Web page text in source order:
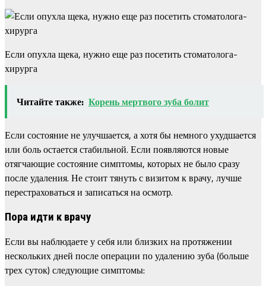
Если опухла щека, нужно еще раз посетить стоматолога-
хирурга
Читайте также: Корень мертвого зуба болит
Если состояние не улучшается, а хотя бы немного ухудшается
или боль остается стабильной. Если появляются новые
отягчающие состояние симптомы, которых не было сразу
после удаления. Не стоит тянуть с визитом к врачу, лучше
перестраховаться и записаться на осмотр.
Пора идти к врачу
Если вы наблюдаете у себя или близких на протяжении
нескольких дней после операции по удалению зуба (больше
трех суток) следующие симптомы: